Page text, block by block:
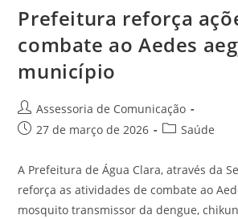
Prefeitura reforça
combate ao Aedes
município
Assessoria de Comunicação
27 de março de 2026
Saúde
A Prefeitura de Água Clara, através da
reforça as atividades de combate ao
mosquito transmissor da dengue,